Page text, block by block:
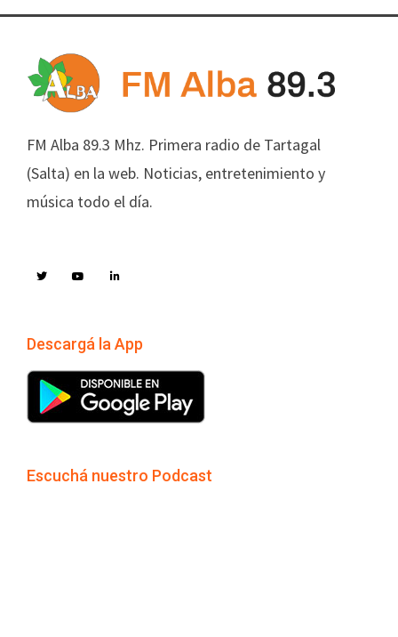
FM Alba 89.3 Mhz. Primera radio de Tartagal
(Salta) en la web. Noticias, entretenimiento y
música todo el día.
Descargá la App
Escuchá nuestro Podcast